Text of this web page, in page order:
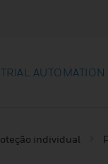
AUTOMATION
individual